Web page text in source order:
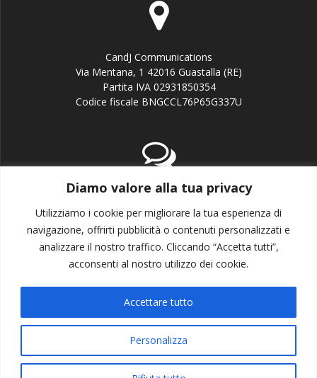
Diamo valore alla tua privacy
Utilizziamo i cookie per migliorare la tua esperienza di
navigazione, offrirti pubblicità o contenuti personalizzati e
analizzare il nostro traffico. Cliccando “Accetta tutti”,
acconsenti al nostro utilizzo dei cookie.
Personalizza
Accettare tutto
CandJ Communications
Via Mentana, 1 42016 Guastalla (RE)
Partita IVA 02931850354
Codice fiscale BNGCCL76P65G337U
email:info@candj.it
Office: +39 338 3643199
Privacy policy
Cookie policy